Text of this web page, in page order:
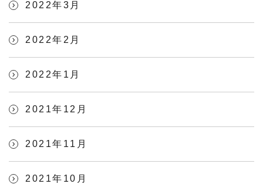
2022年3月
2022年2月
2022年1月
2021年12月
2021年11月
2021年10月